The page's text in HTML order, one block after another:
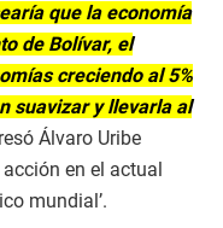
que la economía
de Bolívar, el
creciendo al 5%
suavizar y llevarla al
Álvaro Uribe
en el actual
mundial’.